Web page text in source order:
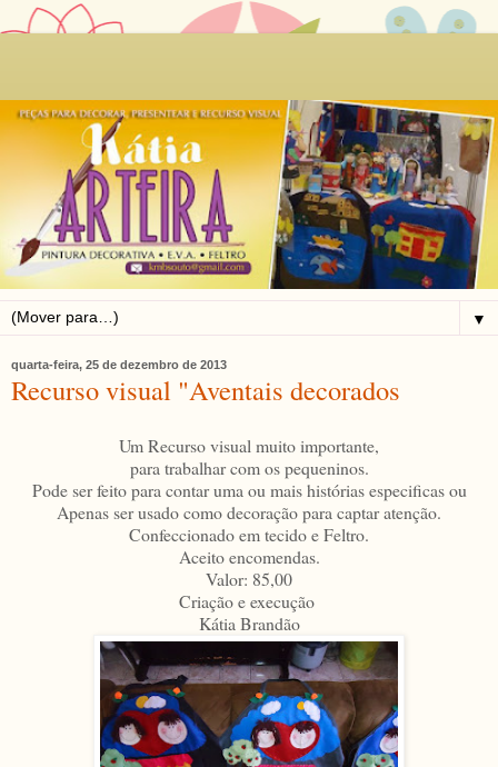
▼
quarta-feira, 25 de dezembro de 2013
Recurso visual "Aventais decorados
Um Recurso visual muito importante,
para trabalhar com os pequeninos.
Pode ser feito para contar uma ou mais histórias especificas ou
Apenas ser usado como decoração para captar atenção.
Confeccionado em tecido e Feltro.
Aceito encomendas.
Valor: 85,00
Criação e execução
Kátia Brandão